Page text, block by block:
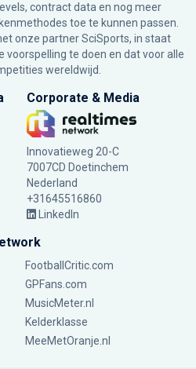
contract data en nog meer
toe te kunnen passen.
onze partner SciSports, in staat
te doen en dat voor alle
wereldwijd.
Corporate & Media
Innovatieweg 20-C
7007CD Doetinchem
Nederland
+31645516860
LinkedIn
FootballCritic.com
GPFans.com
MusicMeter.nl
Kelderklasse
MeeMetOranje.nl